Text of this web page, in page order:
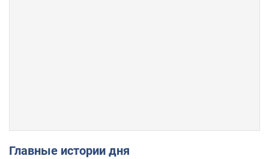
Главные истории дня